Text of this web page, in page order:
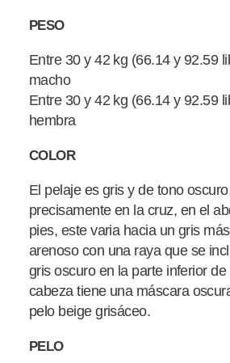
PESO
Entre 30 y 42 kg (66.14 y 92.59
macho
Entre 30 y 42 kg (66.14 y 92.59
hembra
COLOR
El pelaje es gris y de tono
precisamente en la cruz, en el
pies, este varia hacia un gris
arenoso con una raya que se
gris oscuro en la parte inferior
cabeza tiene una máscara
pelo beige grisáceo.
PELO